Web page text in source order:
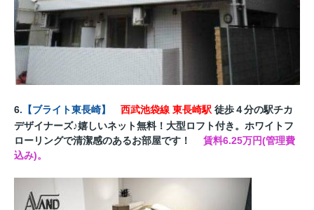
6. 【ブライト東長崎】 西武池袋線 東長崎駅 徒歩４分の駅チカ
デザイナーズ♪嬉しいネット無料！大型ロフト付き。ホワイトフ
ローリングで清潔感のあるお部屋です！
賃料6.25万円(管理費
込み)。